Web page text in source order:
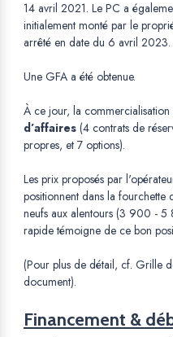
14 avril 2021. Le PC a
initialement monté par le
arrêté en date du 6 avril 2023.
Une GFA a été obtenue.
À ce jour, la commercialisation
d’affaires (4 contrats de
propres, et 7 options).
Les prix proposés par
positionnent dans la fourchette
neufs aux alentours (3 900 -
rapide témoigne de ce bon
(Pour plus de détail, cf. Grille
document).
Financement &